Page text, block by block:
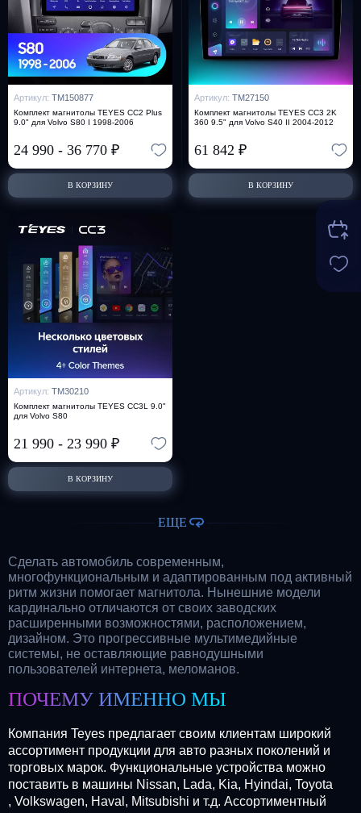
Артикул: TM150877
Комплект магнитолы TEYES CC2 Plus
9.0" для Volvo S80 I 1998-2006
24 990 - 36 770 ₽
В КОРЗИНУ
Артикул: TM27150
Комплект магнитолы TEYES CC3 2K
360 9.5" для Volvo S40 II 2004-2012
61 842 ₽
В КОРЗИНУ
Артикул: TM30210
Комплект магнитолы TEYES CC3L 9.0"
для Volvo S80
21 990 - 23 990 ₽
В КОРЗИНУ
ЕЩЕ
Сделать автомобиль современным,
многофункциональным и адаптированным под активный
ритм жизни помогает магнитола. Нынешние модели
кардинально отличаются от своих заводских
расширенными возможностями, расположением,
дизайном. Это прогрессивные мультимедийные
системы, не оставляющие равнодушными
пользователей интернета, меломанов.
ПОЧЕМУ ИМЕННО МЫ
Компания Teyes предлагает своим клиентам широкий
ассортимент продукции для авто разных поколений и
торговых марок. Функциональные устройства можно
поставить в машины Nissan, Lada, Kia, Hyindai, Toyota
, Volkswagen, Haval, Mitsubishi и т.д. Ассортиментный